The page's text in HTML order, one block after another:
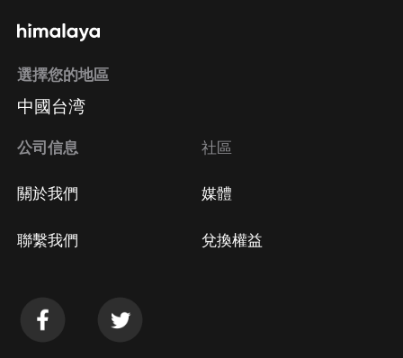
選擇您的地區
中國台湾
公司信息
關於我們
聯繫我們
社區
媒體
兌換權益